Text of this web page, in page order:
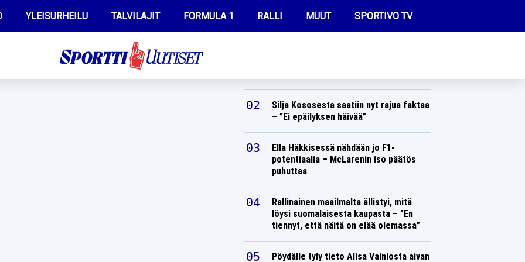
YLEISURHEILU TALVILAJIT FORMULA 1 RALLI MUUT
OLYMPIALAISET
SPORTIVO TV
Silja Kososesta saatiin nyt rajua faktaa
– ”Ei epäilyksen häivää”
Ella Häkkisessä nähdään jo F1-
potentiaalia – McLarenin iso päätös
puhuttaa
Rallinainen maailmalta ällistyi, mitä
löysi suomalaisesta kaupasta – ”En
tiennyt, että näitä on elää olemassa”
Pöydälle tyly tieto Alisa Vainiosta aivan